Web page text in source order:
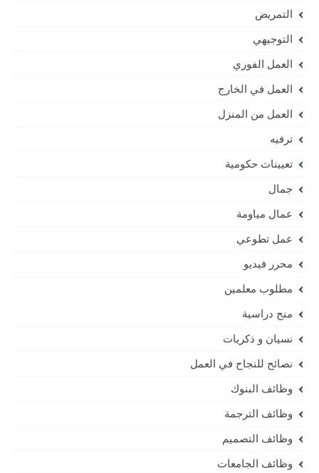
التمريض
التوجيهي
العمل الفوري
العمل في الخارج
العمل من المنزل
ترفيه
تعيينات حكومية
جمال
عمال مياومة
عمل تطوعي
محرر فيديو
مطلوب معلمين
منح دراسية
نسيان و ذكريات
نصائح للنجاح في العمل
وظائف البنوك
وظائف الترجمة
وظائف التصميم
وظائف الجامعات